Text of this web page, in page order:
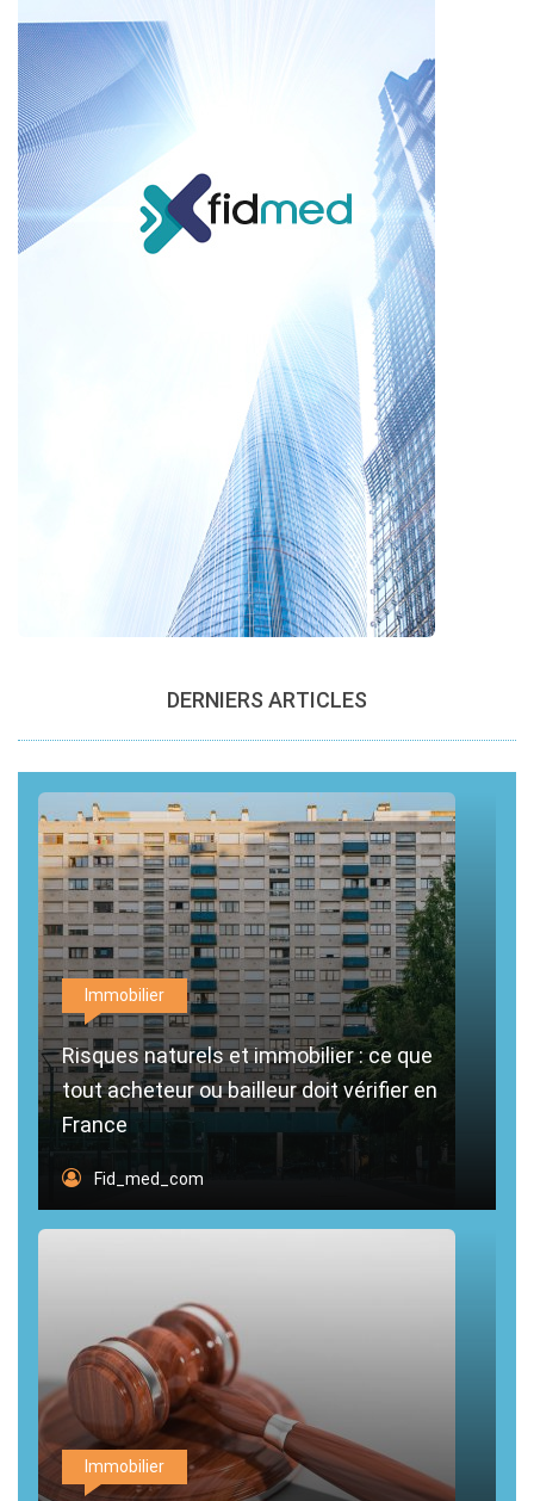
DERNIERS ARTICLES
Immobilier
Risques naturels et immobilier : ce que
tout acheteur ou bailleur doit vérifier en
France
Fid_med_com
Immobilier